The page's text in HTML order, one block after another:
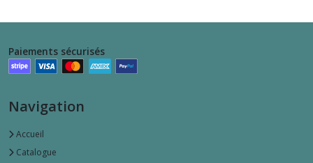
Paiements sécurisés
Navigation
Accueil
Catalogue